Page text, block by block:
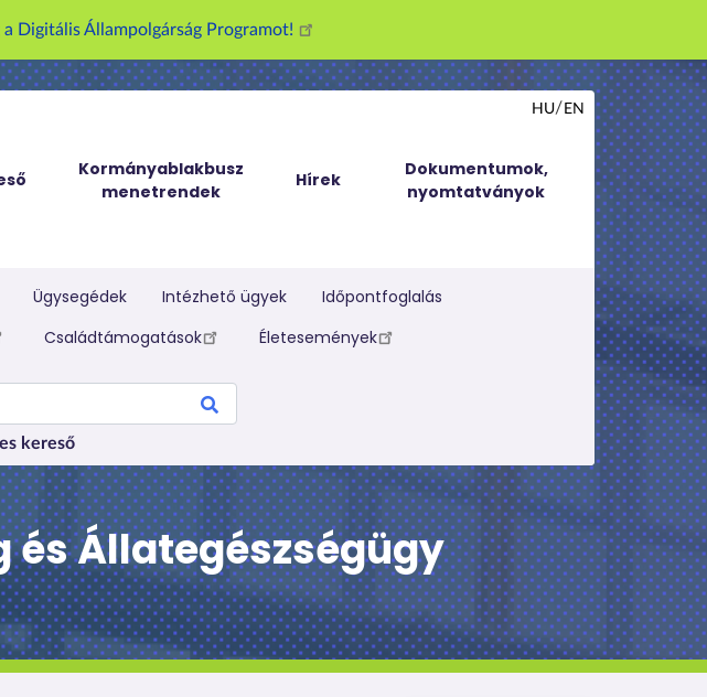
Digitális Állampolgárság Programot!
Kormányablakbusz
menetrendek
Hírek
Dokumentumok,
nyomtatványok
HU EN
Ügysegédek Intézhető ügyek
Időpontfoglalás
Családtámogatások Életesemények
kereső
és Állategészségügy